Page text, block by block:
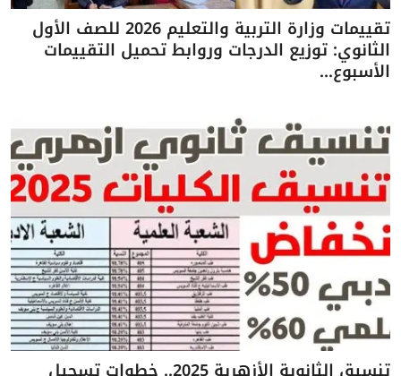
تقييمات وزارة التربية والتعليم 2026 للصف الأول
الثانوي: توزيع الدرجات وروابط تحميل التقييمات
الأسبوع...